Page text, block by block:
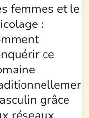
femmes et le
:
ce
grâce